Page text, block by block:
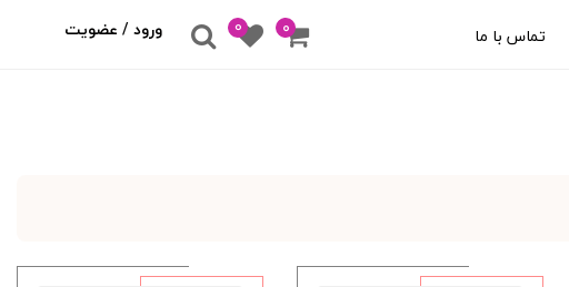
تماس با ما ۰ 0 ورود / عضویت